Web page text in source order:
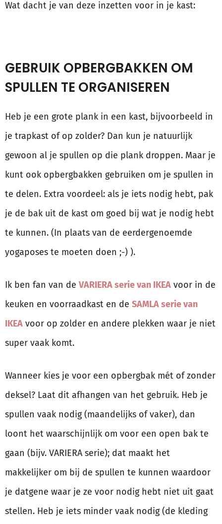
Wat dacht je van deze inzetten voor in je kast:
GEBRUIK OPBERGBAKKEN OM
SPULLEN TE ORGANISEREN
Heb je een grote plank in een kast, bijvoorbeeld in
je trapkast of op zolder? Dan kun je natuurlijk
gewoon al je spullen op die plank droppen. Maar je
kunt ook opbergbakken gebruiken om je spullen in
te delen. Extra voordeel: als je iets nodig hebt, pak
je de bak uit de kast om goed bij wat je nodig hebt
te kunnen. (In plaats van de eerdergenoemde
yogaposes te moeten doen ;-) ).
Ik ben fan van de VARIERA serie van IKEA voor in de
keuken en voorraadkast en de SAMLA serie van
IKEA voor op zolder en andere plekken waar je niet
super vaak komt.
Wanneer kies je voor een opbergbak mét of zonder
deksel? Laat dit afhangen van het gebruik. Heb je
spullen vaak nodig (maandelijks of vaker), dan
loont het waarschijnlijk om voor een open bak te
gaan (bijv. VARIERA serie); dat maakt het
makkelijker om bij de spullen te kunnen waardoor
je datgene waar je ze voor nodig hebt niet uit gaat
stellen. Heb je iets minder vaak nodig (de kleding